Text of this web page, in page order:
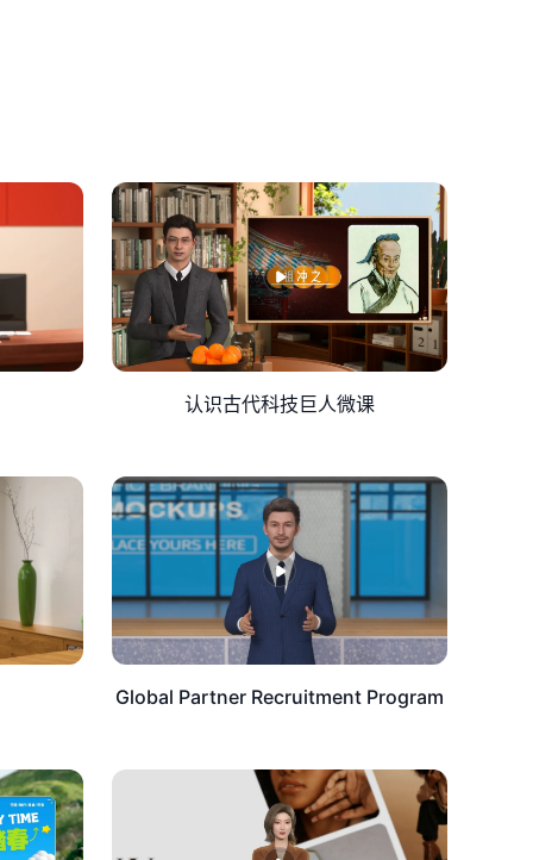
认识古代科技巨人微课
Global Partner Recruitment Program